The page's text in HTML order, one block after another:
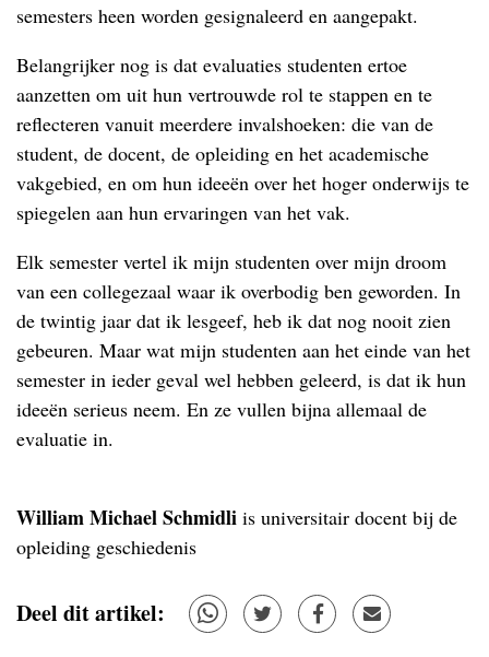
semesters heen worden gesignaleerd en aangepakt.
Belangrijker nog is dat evaluaties studenten ertoe
aanzetten om uit hun vertrouwde rol te stappen en te
reflecteren vanuit meerdere invalshoeken: die van de
student, de docent, de opleiding en het academische
vakgebied, en om hun ideeën over het hoger onderwijs te
spiegelen aan hun ervaringen van het vak.
Elk semester vertel ik mijn studenten over mijn droom
van een collegezaal waar ik overbodig ben geworden. In
de twintig jaar dat ik lesgeef, heb ik dat nog nooit zien
gebeuren. Maar wat mijn studenten aan het einde van het
semester in ieder geval wel hebben geleerd, is dat ik hun
ideeën serieus neem. En ze vullen bijna allemaal de
evaluatie in.
William Michael Schmidli is universitair docent bij de
opleiding geschiedenis
Deel dit artikel: